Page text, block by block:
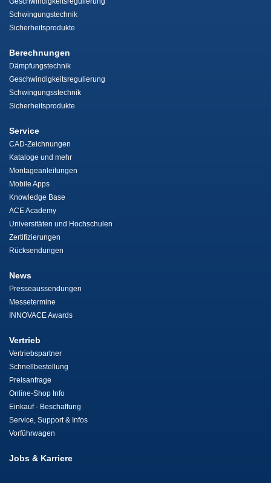
Schwingungstechnik
Sicherheitsprodukte
Berechnungen
Dämpfungstechnik
Geschwindigkeitsregulierung
Schwingungsstechnik
Sicherheitsprodukte
Service
CAD-Zeichnungen
Kataloge und mehr
Montageanleitungen
Mobile Apps
Knowledge Base
ACE Academy
Universitäten und Hochschulen
Zertifizierungen
Rücksendungen
News
Presseaussendungen
Messetermine
INNOVACE Awards
Vertrieb
Vertriebspartner
Schnellbestellung
Preisanfrage
Online-Shop Info
Einkauf - Beschaffung
Service, Support & Infos
Vorführwagen
Jobs & Karriere